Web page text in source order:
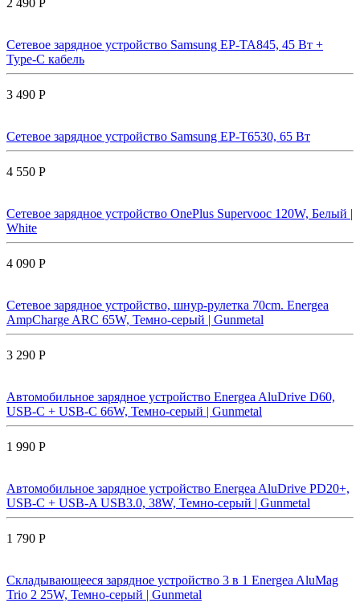
2 490 Р
Сетевое зарядное устройство Samsung EP-TA845, 45 Вт +
Type-C кабель
3 490 Р
Сетевое зарядное устройство Samsung EP-T6530, 65 Вт
4 550 Р
Сетевое зарядное устройство OnePlus Supervooc 120W, Белый |
White
4 090 Р
Сетевое зарядное устройство, шнур-рулетка 70cm. Energea
AmpCharge ARC 65W, Темно-серый | Gunmetal
3 290 Р
Автомобильное зарядное устройство Energea AluDrive D60,
USB-C + USB-С 66W, Темно-серый | Gunmetal
1 990 Р
Автомобильное зарядное устройство Energea AluDrive PD20+,
USB-C + USB-A USB3.0, 38W, Темно-серый | Gunmetal
1 790 Р
Складывающееся зарядное устройство 3 в 1 Energea AluMag
Trio 2 25W, Темно-серый | Gunmetal